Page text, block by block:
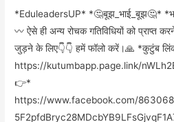
*EduleadersUP* *🤔बूझ_भाई_बूझ🤔*
〰️ ऐसे ही अन्य रोचक गतिविधियों को
जुड़ने के लिए👇👇 हमें फॉलो करें।🙏 *कुटुंब
https://kutumbapp.page.link/
👉*
https://www.facebook.com/